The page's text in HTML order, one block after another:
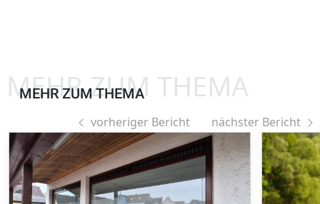
MEHR ZUM THEMA
MEHR ZUM THEMA
vorheriger Bericht nächster Bericht